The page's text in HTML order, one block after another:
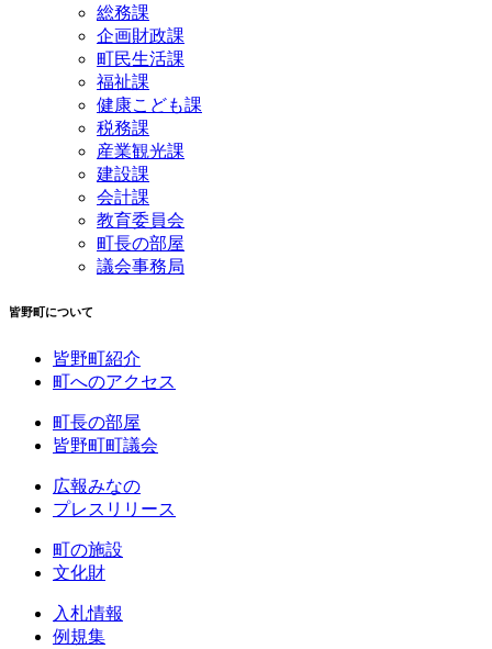
総務課
企画財政課
町民生活課
福祉課
健康こども課
税務課
産業観光課
建設課
会計課
教育委員会
町長の部屋
議会事務局
皆野町について
皆野町紹介
町へのアクセス
町長の部屋
皆野町町議会
広報みなの
プレスリリース
町の施設
文化財
入札情報
例規集